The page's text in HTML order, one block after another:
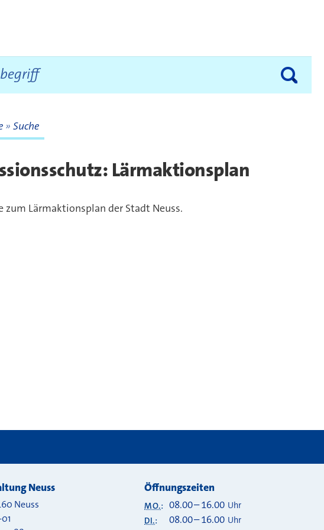
Suche
Lärmaktionsplan
zum Lärmaktionsplan der Stadt Neuss.
Neuss
Neuss
Öffnungszeiten
MO.: 08.00–16.00 Uhr
DI.: 08.00–16.00 Uhr